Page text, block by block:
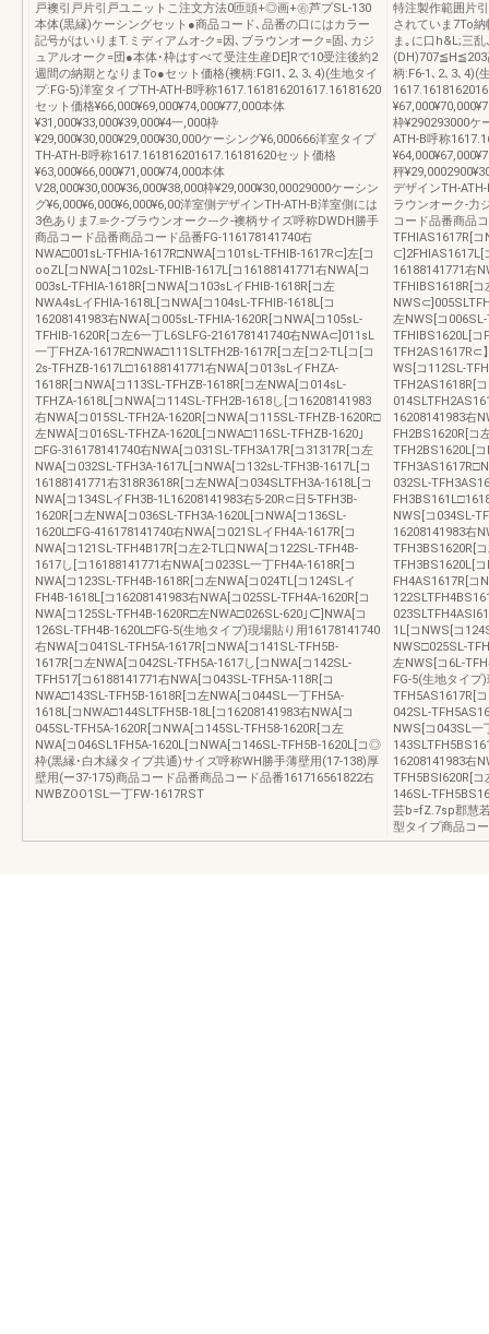
戸襖引戸片引戸ユニットこ注文方法0匝頭+◎画+㊨芦プSL-130
本体(黒縁)ケーシングセット●商品コード､品番の口にはカラー
記号がはいりまT.ミディアムオ-ク=因､ブラウンオーク=固､カジ
ュアルオーク=団●本体･枠はすべて受注生産DE]Rで10受注後約2
週間の納期となりまTo●セット価格(襖柄:FGl1､2､3､4)(生地タイ
プ:FG-5)洋室タイプTH-ATH-B呼称1617.161816201617.16181620
セット価格¥66,000¥69,000¥74,000¥77,000本体
¥31,000¥33,000¥39,000¥4一,000枠
¥29,000¥30,000¥29,000¥30,000ケーシング¥6,000666洋室タイプ
TH-ATH-B呼称1617.161816201617.16181620セット価格
¥63,000¥66,000¥71,000¥74,000本体
V28,000¥30,000¥36,000¥38,000枠¥29,000¥30,00029000ケーシン
グ¥6,000¥6,000¥6,000¥6,00洋室側デザインTH-ATH-B洋室側には
3色ありま7.≡-ク-ブラウンオーク---ク-襖柄サイズ呼称DWDH勝手
商品コード品番商品コード品番FG-116178141740右
NWA□001sL-TFHIA-1617R□NWA[コ101sL-TFHIB-1617R⊂]左[コ
ooZL[コNWA[コ102sL-TFHIB-1617L[コ16188141771右NWA[コ
003sL-TFHIA-1618R[コNWA[コ103sLイFHIB-1618R[コ左
NWA4sLイFHIA-1618L[コNWA[コ104sL-TFHIB-1618L[コ
16208141983右NWA[コ005sL-TFHIA-1620R[コNWA[コ105sL-
TFHIB-1620R[コ左6一丁L6SLFG-216178141740右NWA⊂]011sL
一丁FHZA-1617R□NWA□111SLTFH2B-1617R[コ左[コ2-TL[コ[コ
2s-TFHZB-1617L□16188141771右NWA[コ013sLイFHZA-
1618R[コNWA[コ113SL-TFHZB-1618R[コ左NWA[コ014sL-
TFHZA-1618L[コNWA[コ114SL-TFH2B-1618し[コ16208141983
右NWA[コ015SL-TFH2A-1620R[コNWA[コ115SL-TFHZB-1620R□
左NWA[コ016SL-TFHZA-1620L[コNWA□116SL-TFHZB-1620｣
□FG-316178141740右NWA[コ031SL-TFH3A17R[コ31317R[コ左
NWA[コ032SL-TFH3A-1617L[コNWA[コ132sL-TFH3B-1617L[コ
16188141771右318R3618R[コ左NWA[コ034SLTFH3A-1618L[コ
NWA[コ134SLイFH3B-1L16208141983右5-20R⊂日5-TFH3B-
1620R[コ左NWA[コ036SL-TFH3A-1620L[コNWA[コ136SL-
1620L□FG-416178141740右NWA[コ021SLイFH4A-1617R[コ
NWA[コ121SL-TFH4B17R[コ左2-TL口NWA[コ122SL-TFH4B-
1617し[コ16188141771右NWA[コ023SL一丁FH4A-1618R[コ
NWA[コ123SL-TFH4B-1618R[コ左NWA[コ024TL[コ124SLイ
FH4B-1618L[コ16208141983右NWA[コ025SL-TFH4A-1620R[コ
NWA[コ125SL-TFH4B-1620R□左NWA□026SL-620｣⊂]NWA[コ
126SL-TFH4B-1620L□FG-5(生地タイプ)現場貼り用16178141740
右NWA[コ041SL-TFH5A-1617R[コNWA[コ141SL-TFH5B-
1617R[コ左NWA[コ042SL-TFH5A-1617し[コNWA[コ142SL-
TFH517[コ6188141771右NWA[コ043SL-TFH5A-118R[コ
NWA□143SL-TFH5B-1618R[コ左NWA[コ044SL一丁FH5A-
1618L[コNWA□144SLTFH5B-18L[コ16208141983右NWA[コ
045SL-TFH5A-1620R[コNWA[コ145SL-TFH58-1620R[コ左
NWA[コ046SL1FH5A-1620L[コNWA[コ146SL-TFH5B-1620L[コ◎
枠(黒縁･白木縁タイプ共通)サイズ呼称WH勝手薄壁用(17-138)厚
壁用(ー37-175)商品コード品番商品コード品番161716561822右
NWBZOO1SL一丁FW-1617RST
特注製作範囲片
されていま7To
ま｡に口h&L;三
(DH)707≦H≦203
柄:F6-1､2､3､4)(
枠¥290293000ケ
ATH-B呼称
秤
デザインTH-
ラウンオーク-力
コード品番商品
TFHIAS1617R[
⊂]2FHIAS1617L[
16188141771右
TFHIBS1618R[
左NWS[コ
TFHIBS1620L[コ
TFH2AS1617R⊂
WS[コ112SL-
TFH2AS1618R[
16208141983右
FH2BS1620R[コ
TFH2BS1620L[
032SL-
NWS[コ034SL-
16208141983右
TFH3BS1620R[
TFH3BS1620L[
FH4AS1617R[コ
1L[コNWS[コ
NWS□025SL-
左NWS[コ6L-
FG-5(生地タイプ
TFH5AS1617R[
042SL-
NWS[コ043SL一
16208141983右
TFH5BSl620R[
146SL-
芸b=fZ.7sp郡慧
型タイプ商品コ